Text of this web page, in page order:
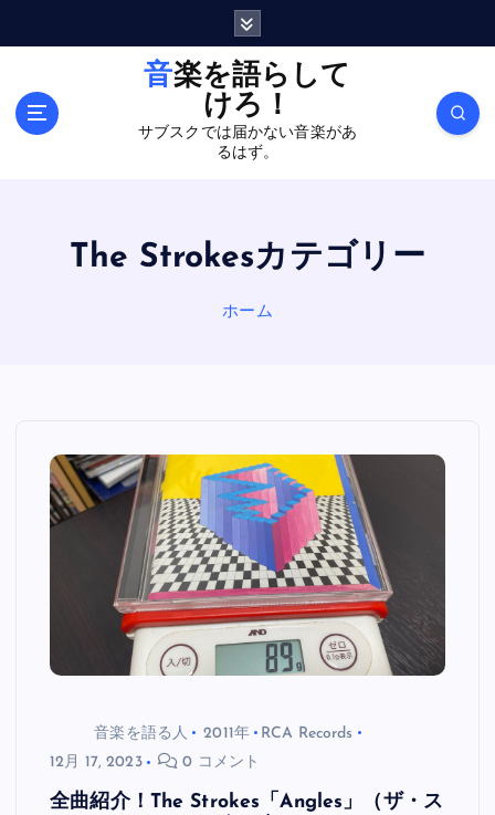
音楽を語らして
けろ！
サブスクでは届かない音楽があ
るはず。
The Strokesカテゴリー
ホーム
音楽を語る人 2011年
RCA Records
12月 17, 2023
0 コメント
全曲紹介！The Strokes「Angles」（ザ・ス